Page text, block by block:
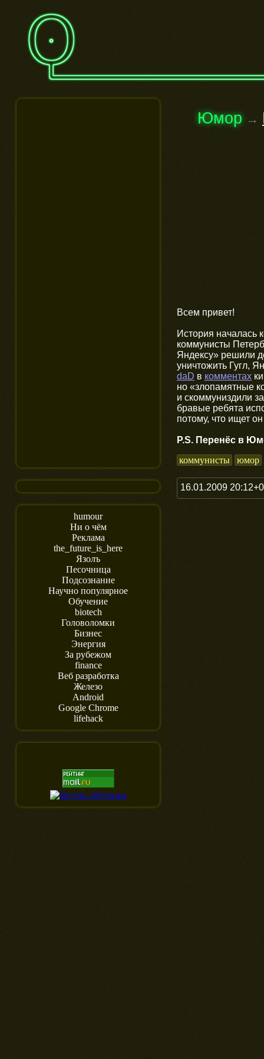
humour
Ни о чём
Реклама
the_future_is_here
Язолъ
Песочница
Подсознание
Научно популярное
Обучение
biotech
Головоломки
Бизнес
Энергия
За рубежом
finance
Веб разработка
Железо
Android
Google Chrome
lifehack
Юмор →
Всем привет!
История началась
коммунисты
Яндексу» решили
уничтожить Гугл,
daD в комментах
но «злопамятные
и скоммуниздили
бравые ребята
потому, что ищет
P.S. Перенёс в
коммунисты
юмор
16.01.2009